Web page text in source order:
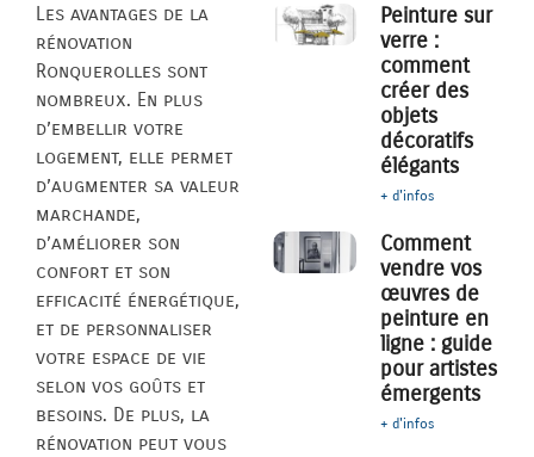
Les avantages de la
rénovation
Ronquerolles sont
nombreux. En plus
d’embellir votre
logement, elle permet
d’augmenter sa valeur
marchande,
d’améliorer son
confort et son
efficacité énergétique,
et de personnaliser
votre espace de vie
selon vos goûts et
besoins. De plus, la
rénovation peut vous
Peinture sur
verre :
comment
créer des
objets
décoratifs
élégants
+ d'infos
Comment
vendre vos
œuvres de
peinture en
ligne : guide
pour artistes
émergents
+ d'infos